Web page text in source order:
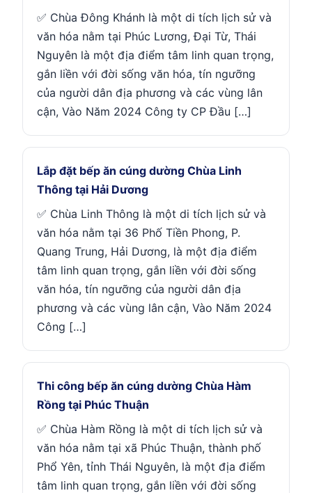
✅ Chùa Đông Khánh là một di tích lịch sử và
văn hóa nằm tại Phúc Lương, Đại Từ, Thái
Nguyên là một địa điểm tâm linh quan trọng,
gắn liền với đời sống văn hóa, tín ngưỡng
của người dân địa phương và các vùng lân
cận, Vào Năm 2024 Công ty CP Đầu […]
Lắp đặt bếp ăn cúng dường Chùa Linh
Thông tại Hải Dương
✅ Chùa Linh Thông là một di tích lịch sử và
văn hóa nằm tại 36 Phố Tiền Phong, P.
Quang Trung, Hải Dương, là một địa điểm
tâm linh quan trọng, gắn liền với đời sống
văn hóa, tín ngưỡng của người dân địa
phương và các vùng lân cận, Vào Năm 2024
Công […]
Thi công bếp ăn cúng dường Chùa Hàm
Rồng tại Phúc Thuận
✅ Chùa Hàm Rồng là một di tích lịch sử và
văn hóa nằm tại xã Phúc Thuận, thành phố
Phổ Yên, tỉnh Thái Nguyên, là một địa điểm
tâm linh quan trọng, gắn liền với đời sống